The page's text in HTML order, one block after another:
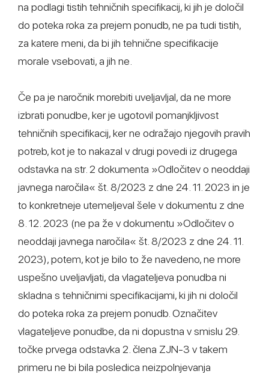
na podlagi tistih tehničnih specifikacij, ki jih je določil
do poteka roka za prejem ponudb, ne pa tudi tistih,
za katere meni, da bi jih tehnične specifikacije
morale vsebovati, a jih ne.
Če pa je naročnik morebiti uveljavljal, da ne more
izbrati ponudbe, ker je ugotovil pomanjkljivost
tehničnih specifikacij, ker ne odražajo njegovih pravih
potreb, kot je to nakazal v drugi povedi iz drugega
odstavka na str. 2 dokumenta »Odločitev o neoddaji
javnega naročila« št. 8/2023 z dne 24. 11. 2023 in je
to konkretneje utemeljeval šele v dokumentu z dne
8. 12. 2023 (ne pa že v dokumentu »Odločitev o
neoddaji javnega naročila« št. 8/2023 z dne 24. 11.
2023), potem, kot je bilo to že navedeno, ne more
uspešno uveljavljati, da vlagateljeva ponudba ni
skladna s tehničnimi specifikacijami, ki jih ni določil
do poteka roka za prejem ponudb. Označitev
vlagateljeve ponudbe, da ni dopustna v smislu 29.
točke prvega odstavka 2. člena ZJN-3 v takem
primeru ne bi bila posledica neizpolnjevanja